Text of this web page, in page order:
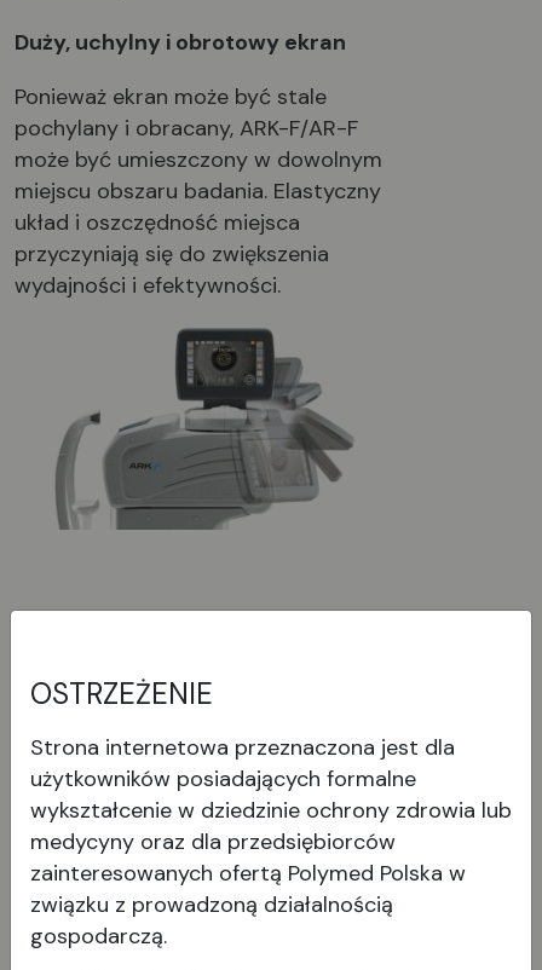
Duży, uchylny i obrotowy ekran
Ponieważ ekran może być stale
pochylany i obracany, ARK-F/AR-F
może być umieszczony w dowolnym
miejscu obszaru badania. Elastyczny
układ i oszczędność miejsca
przyczyniają się do zwiększenia
wydajności i efektywności.
Pobierz Obrazy
Broszury i instrukcje
Broszura_AR-F
OSTRZEŻENIE
Strona internetowa przeznaczona jest dla
użytkowników posiadających formalne
wykształcenie w dziedzinie ochrony zdrowia lub
medycyny oraz dla przedsiębiorców
zainteresowanych ofertą Polymed Polska w
związku z prowadzoną działalnością
gospodarczą.